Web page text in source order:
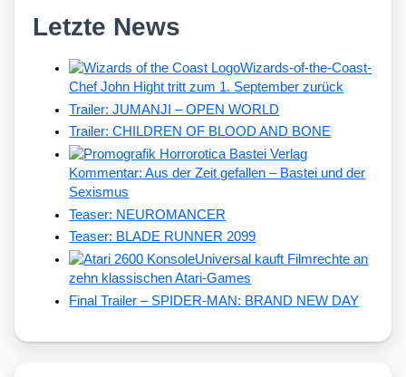
Letzte News
Wizards-of-the-Coast-
Chef John Hight tritt zum 1. September zurück
Trailer: JUMANJI – OPEN WORLD
Trailer: CHILDREN OF BLOOD AND BONE
Kommentar: Aus der Zeit gefallen – Bastei und der
Sexismus
Teaser: NEUROMANCER
Teaser: BLADE RUNNER 2099
Universal kauft Filmrechte an
zehn klassischen Atari-Games
Final Trailer – SPIDER-MAN: BRAND NEW DAY